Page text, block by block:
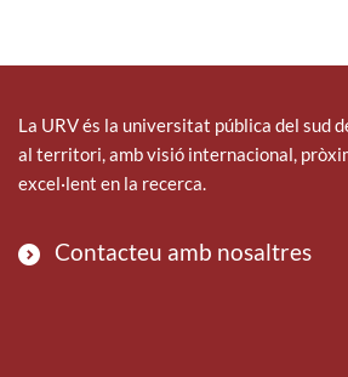
La URV és la universitat pública del sud
al territori, amb visió internacional,
excel·lent en la recerca.
Contacteu amb nosaltres